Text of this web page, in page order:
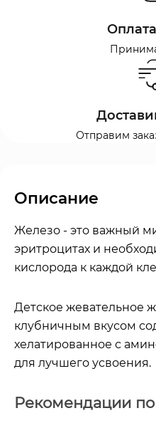
Отправим
Описание
Железо - это важный
эритроцитах и
кислорода к каждой
Детское жевательное
клубничным вкусом
хелатированное с
для лучшего усвоения.
Рекомендации